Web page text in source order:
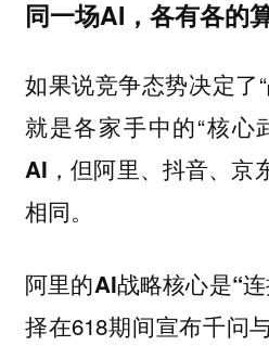
同一场AI，各有各的
如果说竞争态势决定了
就是各家手中的“核心
AI，但阿里、抖音、京
相同。
阿里的AI战略核心是“连
择在618期间宣布千问